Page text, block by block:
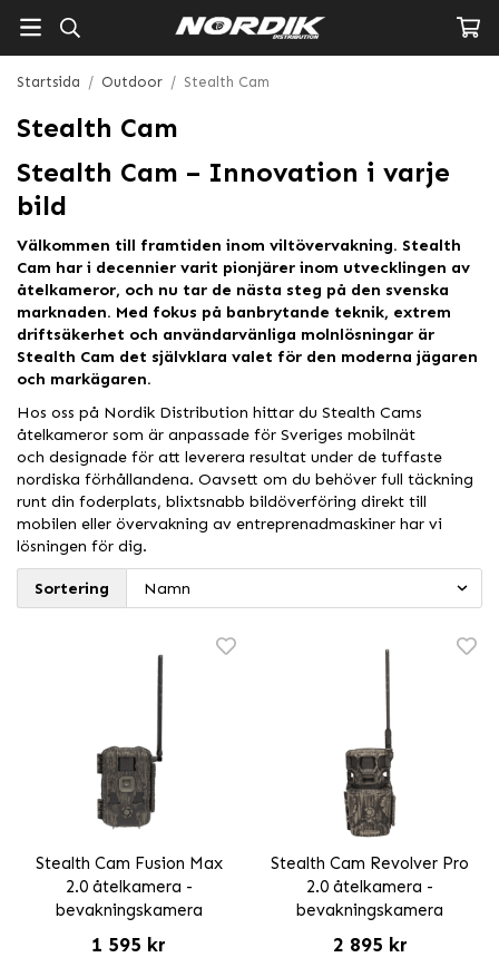
Startsida / Outdoor / Stealth Cam
Stealth Cam
Stealth Cam – Innovation i varje
bild
Välkommen till framtiden inom viltövervakning. Stealth
Cam har i decennier varit pionjärer inom utvecklingen av
åtelkameror, och nu tar de nästa steg på den svenska
marknaden. Med fokus på banbrytande teknik, extrem
driftsäkerhet och användarvänliga molnlösningar är
Stealth Cam det självklara valet för den moderna jägaren
och markägaren.
Hos oss på Nordik Distribution hittar du Stealth Cams
åtelkameror som är anpassade för Sveriges mobilnät
och designade för att leverera resultat under de tuffaste
nordiska förhållandena. Oavsett om du behöver full täckning
runt din foderplats, blixtsnabb bildöverföring direkt till
mobilen eller övervakning av entreprenadmaskiner har vi
lösningen för dig.
Sortering
Stealth Cam Fusion Max
2.0 åtelkamera -
bevakningskamera
1 595 kr
Stealth Cam Revolver Pro
2.0 åtelkamera -
bevakningskamera
2 895 kr